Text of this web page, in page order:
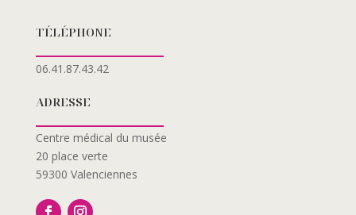
TÉLÉPHONE
06.41.87.43.42
ADRESSE
Centre médical du musée
20 place verte
59300 Valenciennes